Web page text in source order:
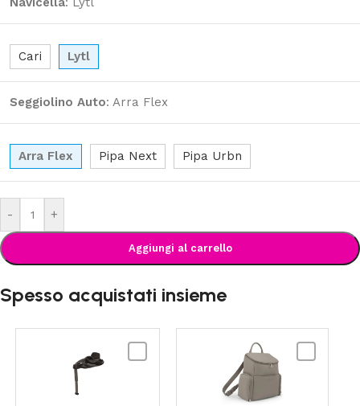
Cari Lytl
Seggiolino Auto: Arra Flex
Arra Flex Pipa Next Pipa Urbn
- +
Aggiungi al carrello
Spesso acquistati insieme